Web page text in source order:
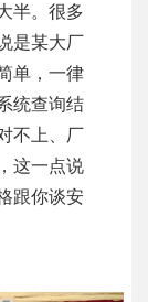
半。很多
是某大厂
单，一律
统查询结
不上、厂
这一点说
跟你谈安